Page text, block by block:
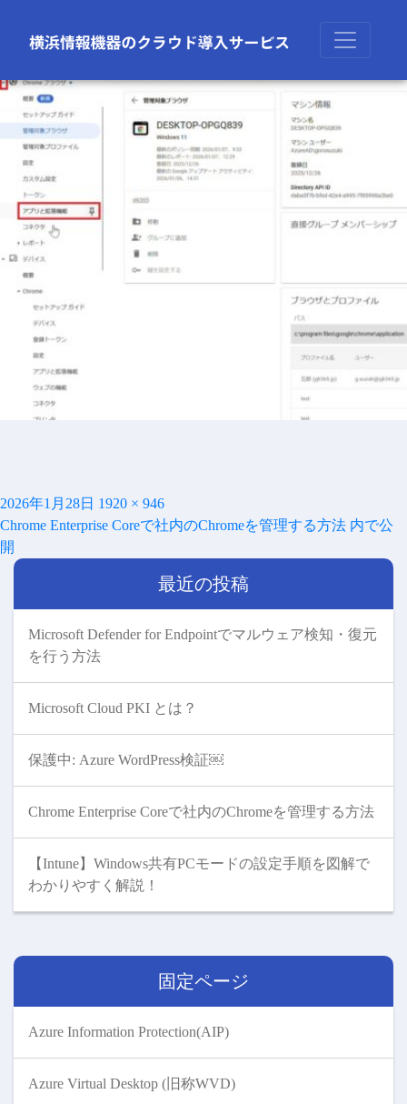
次の画像
投
稿
日:
2026年1月28日 フ
ル
1920 × 946
投
稿
ナ
Chrome Enterprise Coreで社内のChromeを管理する方法 内で公
開
最近の投稿
Microsoft Defender for Endpointでマルウェア検知・復元
を行う方法
Microsoft Cloud PKI とは？
保護中: Azure WordPress検証￼
Chrome Enterprise Coreで社内のChromeを管理する方法
【Intune】Windows共有PCモードの設定手順を図解で
わかりやすく解説！
固定ページ
Azure Information Protection(AIP)
Azure Virtual Desktop (旧称WVD)